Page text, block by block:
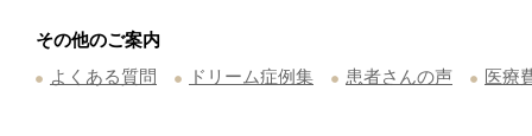
その他のご案内
よくある質問
ドリーム症例集 患者さんの声 医療